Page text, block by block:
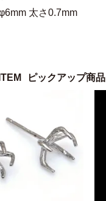
太さ0.7mm
ピックアップ商品